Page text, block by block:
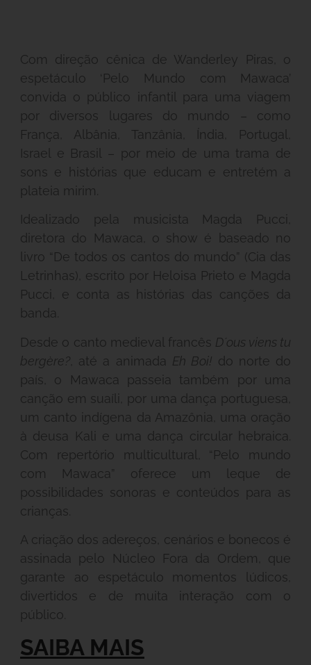
Com direção cênica de Wanderley Piras, o
espetáculo ‘Pelo Mundo com Mawaca’
convida o público infantil para uma viagem
por diversos lugares do mundo – como
França, Albânia, Tanzânia, Índia, Portugal,
Israel e Brasil – por meio de uma trama de
sons e histórias que educam e entretém a
plateia mirim.
Idealizado pela musicista Magda Pucci,
diretora do Mawaca, o show é baseado no
livro “De todos os cantos do mundo” (Cia das
Letrinhas), escrito por Heloisa Prieto e Magda
Pucci, e conta as histórias das canções da
banda.
Desde o canto medieval francês D´ous viens tu
bergère?, até a animada Eh Boi! do norte do
país, o Mawaca passeia também por uma
canção em suaíli, por uma dança portuguesa,
um canto indígena da Amazônia, uma oração
à deusa Kali e uma dança circular hebraica.
Com repertório multicultural, “Pelo mundo
com Mawaca” oferece um leque de
possibilidades sonoras e conteúdos para as
crianças.
A criação dos adereços, cenários e bonecos é
assinada pelo Núcleo Fora da Ordem, que
garante ao espetáculo momentos lúdicos,
divertidos e de muita interação com o
público.
SAIBA MAIS